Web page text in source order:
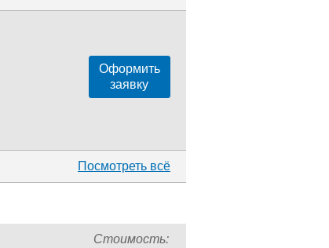
Оформить
заявку
Посмотреть всё
Стоимость: